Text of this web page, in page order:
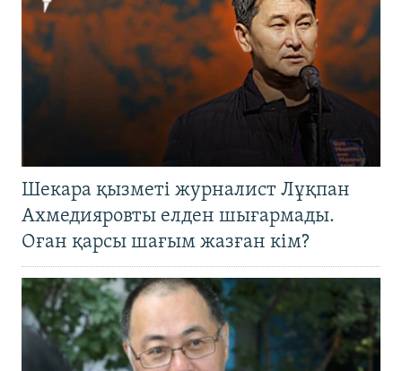
Шекара қызметі журналист Лұқпан
Ахмедияровты елден шығармады.
Оған қарсы шағым жазған кім?